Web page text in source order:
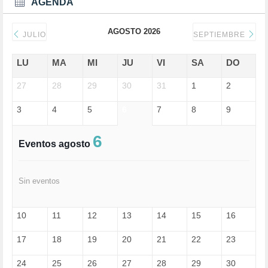
DERECHOS SOCIALES (739)
DONALD TRUMP (81)
EDGAR MORIN (1)
EMIGRACIÓN (4)
ESPECULACIÓN (2)
FELICIDAD (1)
FRANCISCO (5)
GUERRA (133)
HUMOR (1)
IA (1)
AGENDA
JULIO AGOSTO 2026 SEPTIEMBRE
LU MA MI JU VI SA DO
27 28 29 30 31 1 2
3 4 5 7 8 9
Eventos agosto 6
Sin eventos
10 11 12 13 14 15 16
17 18 19 20 21 22 23
24 25 26 27 28 29 30